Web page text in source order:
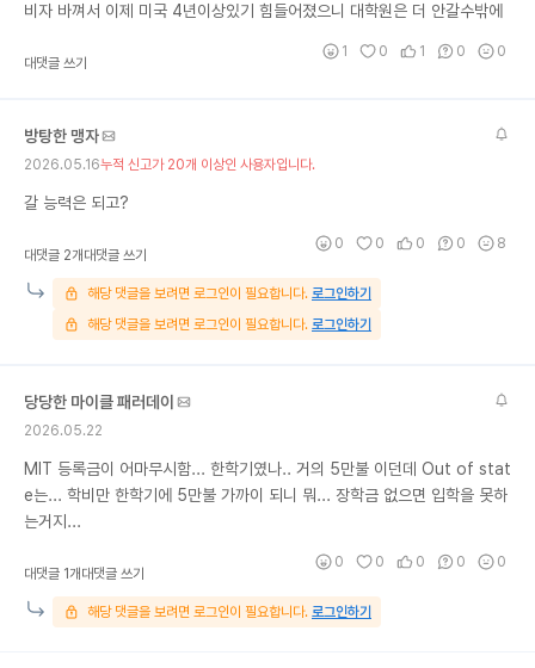
비자 바껴서 이제 미국 4년이상있기 힘들어졌으니 대학원은 더 안갈수밖에
대댓글 쓰기
1 0 1 0 0
방탕한 맹자
2026.05.16누적 신고가 20개 이상인 사용자입니다.
갈 능력은 되고?
대댓글 2개대댓글 쓰기
0 0 0 0 8
해당 댓글을 보려면 로그인이 필요합니다. 로그인하기
해당 댓글을 보려면 로그인이 필요합니다. 로그인하기
당당한 마이클 패러데이
2026.05.22
MIT 등록금이 어마무시함... 한학기였나.. 거의 5만불 이던데 Out of stat
e는... 학비만 한학기에 5만불 가까이 되니 뭐... 장학금 없으면 입학을 못하
는거지...
대댓글 1개대댓글 쓰기
0 0 0 0 0
해당 댓글을 보려면 로그인이 필요합니다. 로그인하기